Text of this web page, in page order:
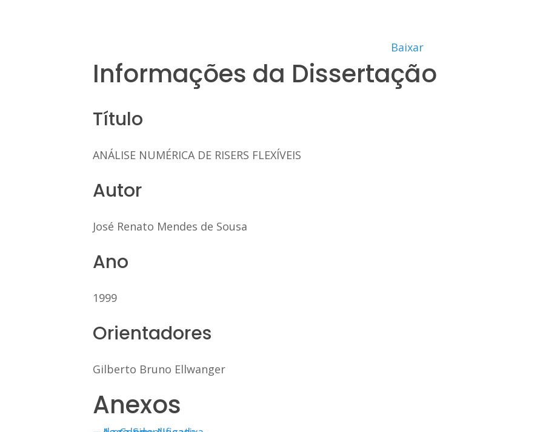
Baixar
Informações da Dissertação
Título
ANÁLISE NUMÉRICA DE RISERS FLEXÍVEIS
Autor
José Renato Mendes de Sousa
Ano
1999
Orientadores
Gilberto Bruno Ellwanger
Anexos